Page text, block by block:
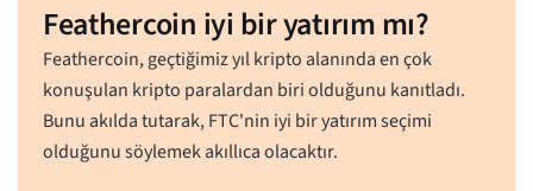
Feathercoin iyi bir yatırım mı?
Feathercoin, geçtiğimiz yıl kripto alanında en çok
konuşulan kripto paralardan biri olduğunu kanıtladı.
Bunu akılda tutarak, FTC'nin iyi bir yatırım seçimi
olduğunu söylemek akıllıca olacaktır.